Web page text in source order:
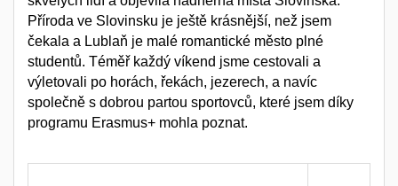
Příroda ve Slovinsku je ještě krásnější, než jsem
čekala a Lublaň je malé romantické město plné
studentů. Téměř každý víkend jsme cestovali a
výletovali po horách, řekách, jezerech, a navíc
společně s dobrou partou sportovců, které jsem díky
programu Erasmus+ mohla poznat.